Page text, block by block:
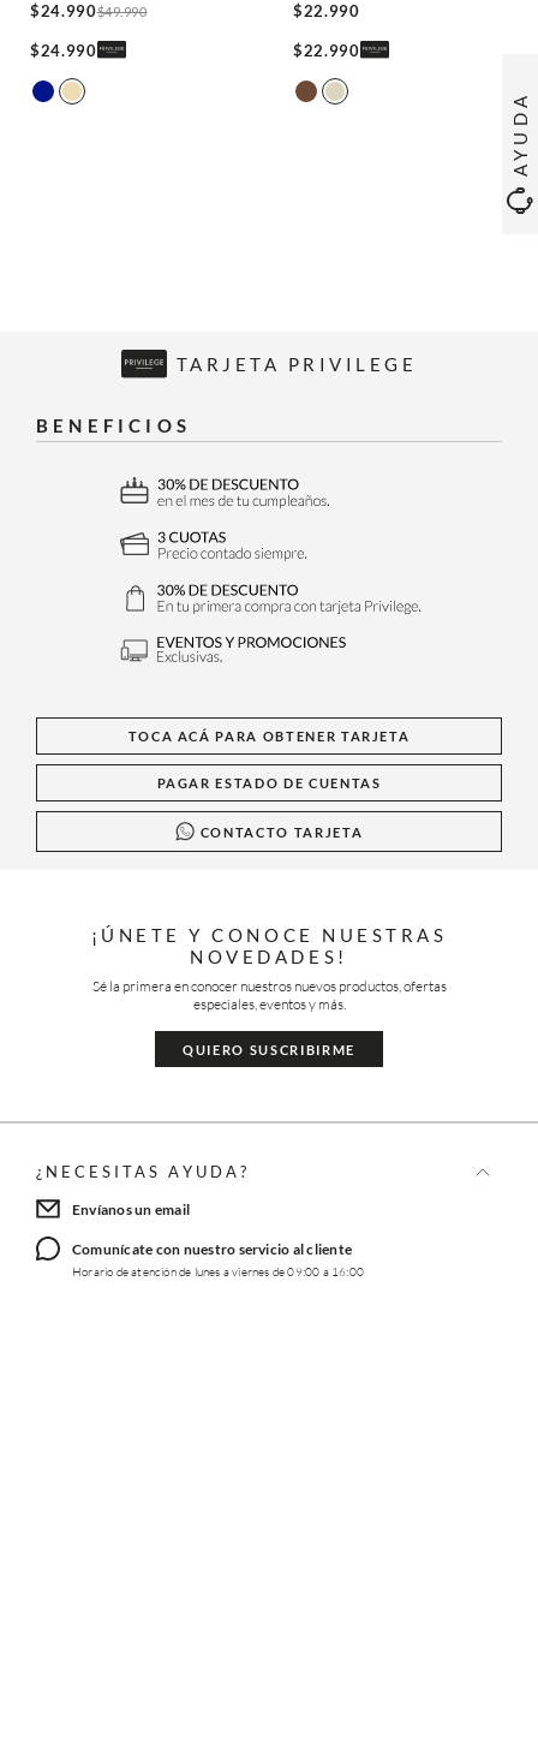
AYUDA
$24.990$49.990
$24.990
$22.990
$22.990
TARJETA PRIVILEGE
BENEFICIOS
TOCA ACÁ PARA OBTENER TARJETA
PAGAR ESTADO DE CUENTAS
CONTACTO TARJETA
¡ÚNETE Y CONOCE NUESTRAS
NOVEDADES!
Sé la primera en conocer nuestros nuevos productos, ofertas
especiales, eventos y más.
QUIERO SUSCRIBIRME
¿NECESITAS AYUDA?
Envíanos un email
Comunícate con nuestro servicio al cliente
Horario de atención de lunes a viernes de 09:00 a 16:00